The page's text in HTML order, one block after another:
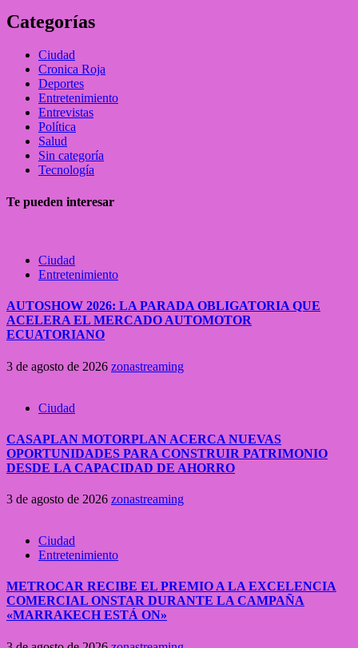
Categorías
Ciudad
Cronica Roja
Deportes
Entretenimiento
Entrevistas
Política
Salud
Sin categoría
Tecnología
Te pueden interesar
Ciudad
Entretenimiento
AUTOSHOW 2026: LA PARADA OBLIGATORIA QUE
ACELERA EL MERCADO AUTOMOTOR
ECUATORIANO
3 de agosto de 2026 zonastreaming
Ciudad
CASAPLAN MOTORPLAN ACERCA NUEVAS
OPORTUNIDADES PARA CONSTRUIR PATRIMONIO
DESDE LA CAPACIDAD DE AHORRO
3 de agosto de 2026 zonastreaming
Ciudad
Entretenimiento
METROCAR RECIBE EL PREMIO A LA EXCELENCIA
COMERCIAL ONSTAR DURANTE LA CAMPAÑA
«MARRAKECH ESTÁ ON»